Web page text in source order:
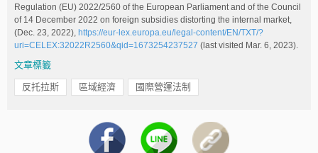
Regulation (EU) 2022/2560 of the European Parliament and of the Council
of 14 December 2022 on foreign subsidies distorting the internal market,
(Dec. 23, 2022), https://eur-lex.europa.eu/legal-content/EN/TXT/?
uri=CELEX:32022R2560&qid=1673254237527 (last visited Mar. 6, 2023).
文章標籤
反托拉斯 區域經濟 國際營運法制